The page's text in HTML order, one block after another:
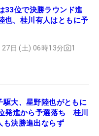
33位で決勝ラウンド進
、桂川有人はともに予
27日 (土) 06時13分 1
駆大、星野陸也がともに
発進から予選落ち 桂川
も決勝進出ならず